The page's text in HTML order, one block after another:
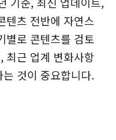
텐츠 전반에 자연스
별로 콘텐츠를 검토
최근 업계 변화사항
것이 중요합니다.